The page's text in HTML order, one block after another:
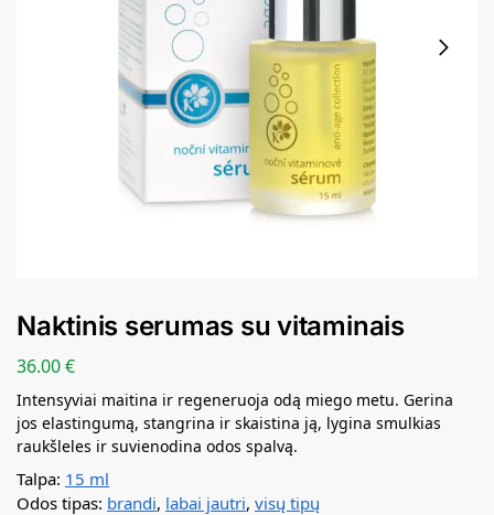
Naktinis serumas su vitaminais
36.00€
Intensyviai maitina ir regeneruoja odą miego metu. Gerina
jos elastingumą, stangrina ir skaistina ją, lygina smulkias
raukšleles ir suvienodina odos spalvą.
Talpa: 15 ml
Odos tipas: brandi, labai jautri, visų tipų